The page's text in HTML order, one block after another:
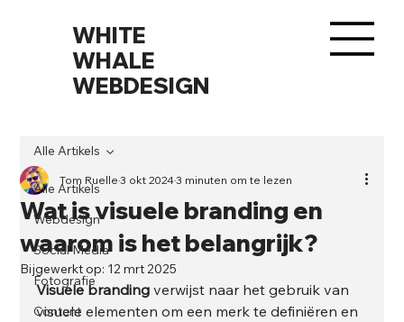
WHITE
WHALE
WEBDESIGN
Alle Artikels
Webdesign
Social Media
Fotografie
Content
Alle Artikels
Wat is visuele branding en
waarom is het belangrijk?
Tom Ruelle3 okt 20243 minuten om te lezen
Bijgewerkt op: 12 mrt 2025
Visuele branding verwijst naar het gebruik van
visuele elementen om een merk te definiëren en